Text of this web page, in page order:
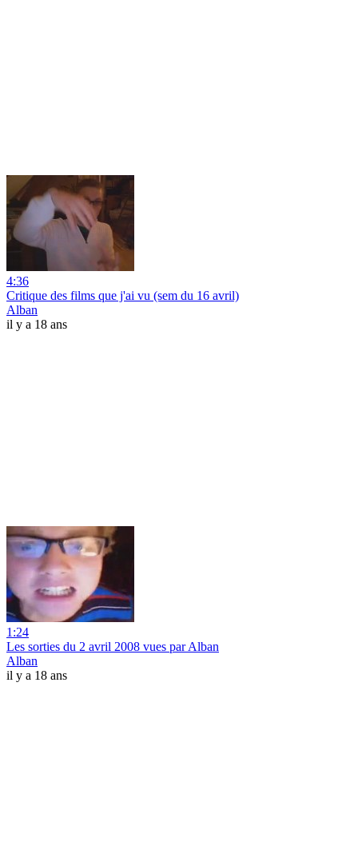
4:36
Critique des films que j'ai vu (sem du 16 avril)
Alban
il y a 18 ans
1:24
Les sorties du 2 avril 2008 vues par Alban
Alban
il y a 18 ans